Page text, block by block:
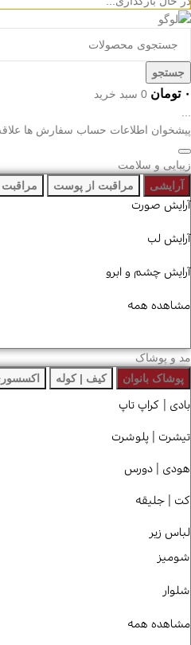
جستجو
۰ تومان 0 سبد خرید
...
پیشخوان اطلاعات حساب سفارش ها
زیبایی و سلامت
آرایشی
مراقبت از پوست مراقبت
آرایش صورت
آرایش لب
آرایش چشم و ابرو
مشاهده همه
مد و پوشاک
پوشاک بانوان
کیف | کوله
بادی | کراپ تاپ
تیشرت | پلوشرت
هودی | دورس
کت | جلیقه
لباس زیر
شومیز
شلوار
مشاهده همه